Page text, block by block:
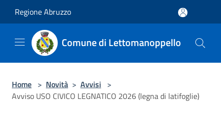
Regione Abruzzo
Comune di Lettomanoppello
Home > Novità > Avvisi >
Avviso USO CIVICO LEGNATICO 2026 (legna di latifoglie)